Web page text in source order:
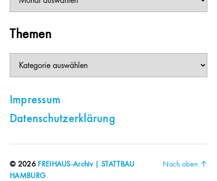
Themen
Impressum
Datenschutzerklärung
© 2026 FREIHAUS-Archiv | STATTBAU
HAMBURG
Nach oben ↑